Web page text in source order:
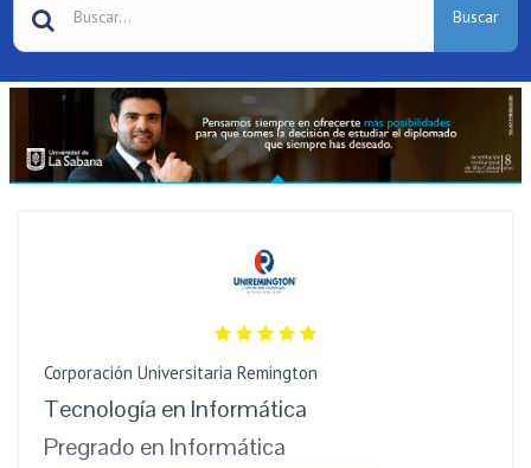
Buscar
Corporación Universitaria Remington
Tecnología en Informática
Pregrado en Informática